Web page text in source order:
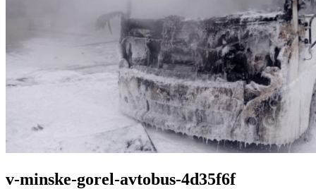
v-minske-gorel-avtobus-4d35f6f